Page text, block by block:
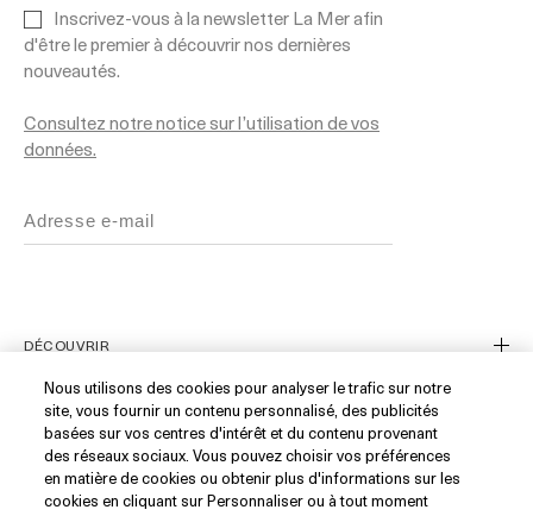
Inscrivez-vous à la newsletter La Mer afin
d'être le premier à découvrir nos dernières
nouveautés.
Consultez notre notice sur l’utilisation de vos
données.
DÉCOUVRIR
Notre Histoire
Les Ingrédients
Blue Heart
SERVICE CLIENT
Nous utilisons des cookies pour analyser le trafic sur notre
site, vous fournir un contenu personnalisé, des publicités
basées sur vos centres d'intérêt et du contenu provenant
des réseaux sociaux. Vous pouvez choisir vos préférences
en matière de cookies ou obtenir plus d'informations sur les
cookies en cliquant sur Personnaliser ou à tout moment